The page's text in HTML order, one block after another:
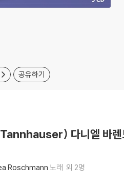
공유하기
다니엘 바렌
Roschmann 노래 외 2명